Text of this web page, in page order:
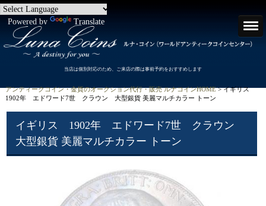
Powered by Translate
当店は個別対応のため、ご来店の際は事前予約をおすすめします
アンティークコイン・金貨のオークション代行・販売 ルナコインHOME> イギリス
1902年 エドワード7世 クラウン 大型銀貨 美麗マルチカラー トーン
イギリス 1902年 エドワード7世 クラウン
大型銀貨 美麗マルチカラー トーン